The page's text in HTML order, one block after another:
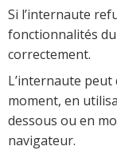
Si l’internaute
fonctionnalités
correctement.
L’internaute
moment, en
dessous ou en
navigateur.